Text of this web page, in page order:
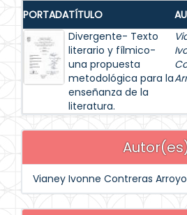
PORTADATÍTULO
Divergente- Texto
literario y fílmico-
una propuesta
metodológica para la
enseñanza de la
literatura.
Vianey Ivonne Contreras Arroyo